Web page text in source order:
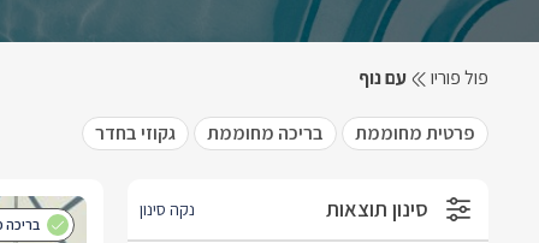
פול פוריו עם נוף
פרטית מחוממת בריכה מחוממת גקוזי בחדר
סינון תוצאות נקה סינון
בריכה